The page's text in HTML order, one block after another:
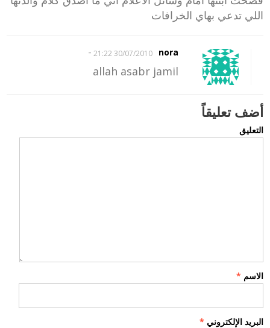
اللي تدعي بهاي الخرافات
nora
30/07/2010 21:22
-
allah asabr jamil
أضف تعليقاً
التعليق
الاسم *
البريد الإلكتروني *